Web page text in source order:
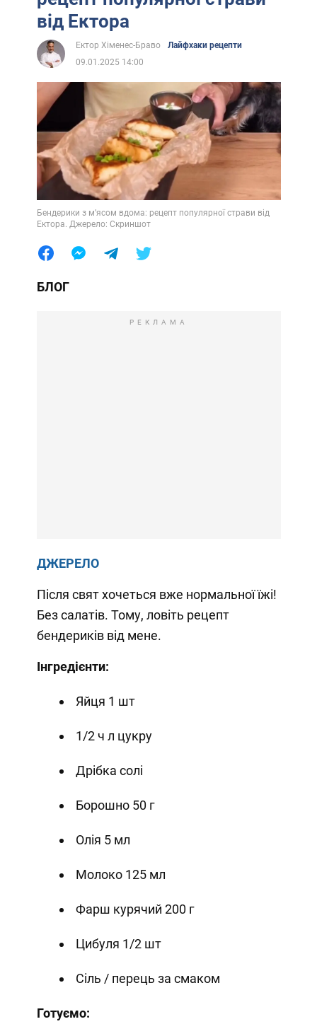
від Ектора
Ектор Хіменес-Браво
Лайфхаки рецепти
09.01.2025 14:00
Бендерики з м’ясом вдома: рецепт популярної страви від
Ектора. Джерело: Скриншот
БЛОГ
РЕКЛАМА
ДЖЕРЕЛО
Після свят хочеться вже нормальної їжі!
Без салатів. Тому, ловіть рецепт
бендериків від мене.
Інгредієнти:
Яйця 1 шт
1/2 ч л цукру
Дрібка солі
Борошно 50 г
Олія 5 мл
Молоко 125 мл
Фарш курячий 200 г
Цибуля 1/2 шт
Сіль / перець за смаком
Готуємо: